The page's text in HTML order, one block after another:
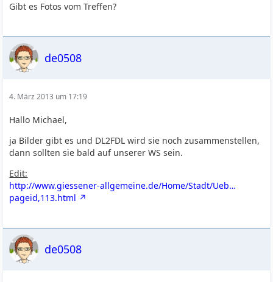
Gibt es Fotos vom Treffen?
de0508
4. März 2013 um 17:19
Hallo Michael,
ja Bilder gibt es und DL2FDL wird sie noch zusammenstellen,
dann sollten sie bald auf unserer WS sein.
Edit:
http://www.giessener-allgemeine.de/Home/Stadt/Ueb…
pageid,113.html
de0508